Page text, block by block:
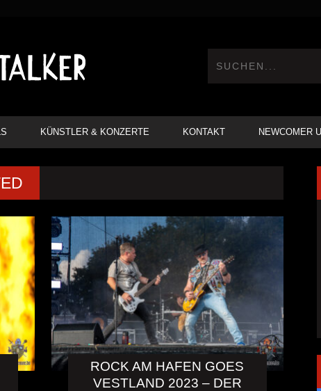
KÜNSTLER & KONZERTE KONTAKT NEWCOMER
ROCK AM HAFEN GOES
VESTLAND 2023 – DER